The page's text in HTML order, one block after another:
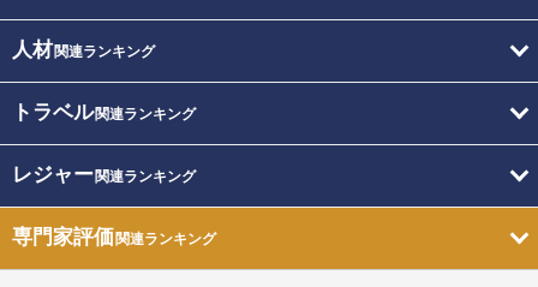
人材関連ランキング
トラベル関連ランキング
レジャー関連ランキング
専門家評価関連ランキング